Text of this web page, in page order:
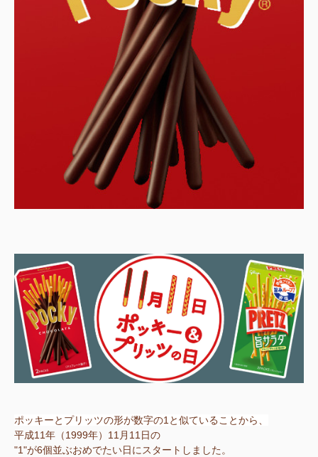
ポッキーとプリッツの形が数字の1と似ていることから、
平成11年（1999年）11月11日の
"1"が6個並ぶおめでたい日にスタートしました。